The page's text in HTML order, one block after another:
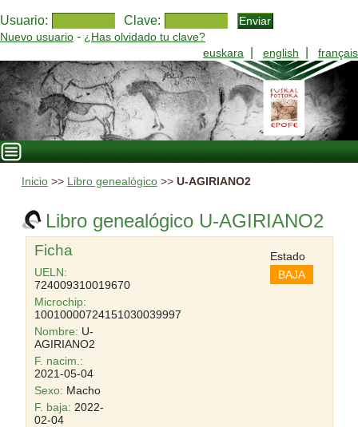
Usuario: Clave:
Nuevo usuario - ¿Has olvidado tu clave?
euskara
english français
Inicio>> Libro genealógico>> U-AGIRIANO2
Libro genealógico U-AGIRIANO2
Ficha
UELN:
724009310019670
Microchip:
10010000724151030039997
Nombre: U-
AGIRIANO2
F. nacim.:
2021-05-04
Sexo: Macho
Estado
BAJA
F. baja: 2022-
02-04